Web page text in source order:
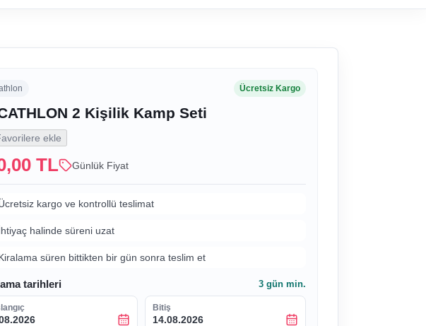
Ücretsiz Kargo
2 Kişilik Kamp Seti
ekle
TL Günlük Fiyat
kargo ve kontrollü teslimat
halinde süreni uzat
süren bittikten bir gün sonra teslim et
tarihleri 3 gün min.
Bitiş
14.08.2026